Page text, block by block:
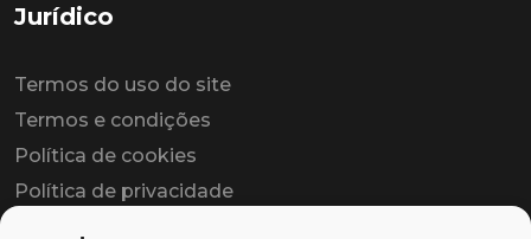
Jurídico
Termos do uso do site
Termos e condições
Política de cookies
Política de privacidade